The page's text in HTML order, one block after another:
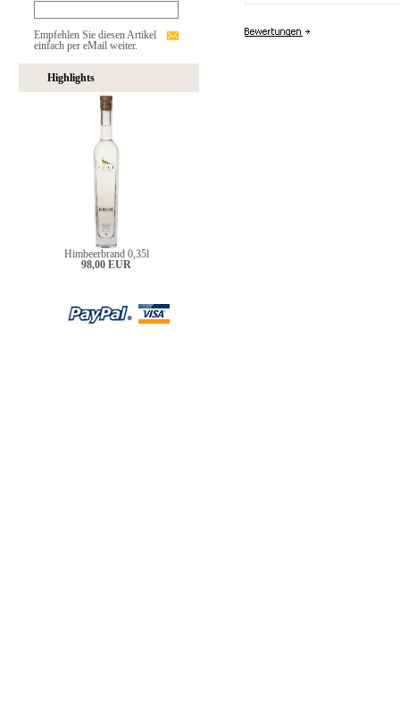
Empfehlen Sie diesen Artikel
einfach per eMail weiter.
Highlights
Himbeerbrand 0,35l
98,00 EUR